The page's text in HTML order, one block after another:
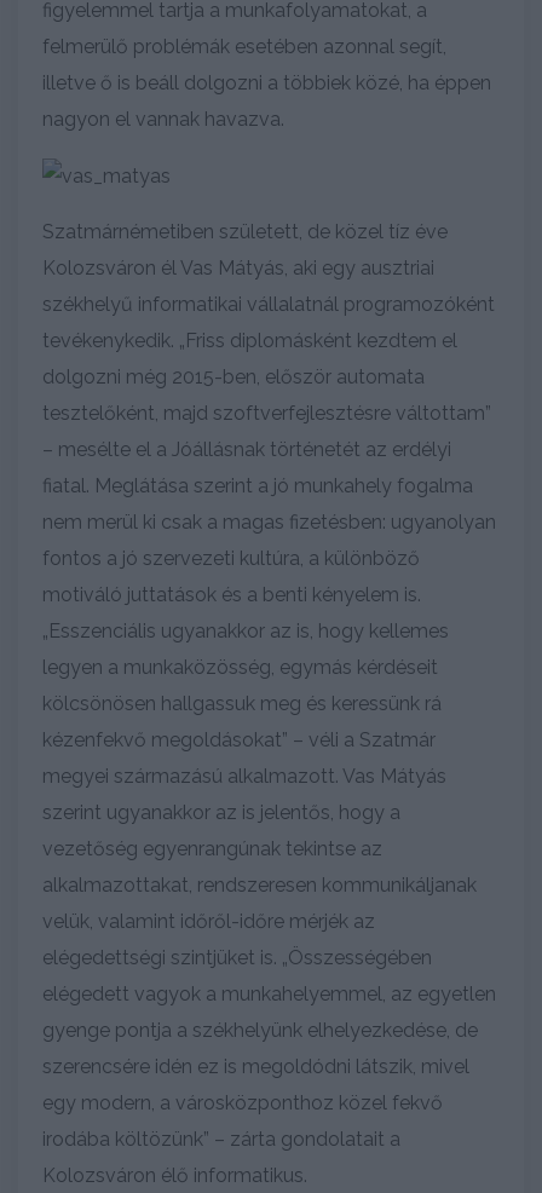
figyelemmel tartja a munkafolyamatokat, a
felmerülő problémák esetében azonnal segít,
illetve ő is beáll dolgozni a többiek közé, ha éppen
nagyon el vannak havazva.
Szatmárnémetiben született, de közel tíz éve
Kolozsváron él Vas Mátyás, aki egy ausztriai
székhelyű informatikai vállalatnál programozóként
tevékenykedik. „Friss diplomásként kezdtem el
dolgozni még 2015-ben, először automata
tesztelőként, majd szoftverfejlesztésre váltottam”
– mesélte el a Jóállásnak történetét az erdélyi
fiatal. Meglátása szerint a jó munkahely fogalma
nem merül ki csak a magas fizetésben: ugyanolyan
fontos a jó szervezeti kultúra, a különböző
motiváló juttatások és a benti kényelem is.
„Esszenciális ugyanakkor az is, hogy kellemes
legyen a munkaközösség, egymás kérdéseit
kölcsönösen hallgassuk meg és keressünk rá
kézenfekvő megoldásokat” – véli a Szatmár
megyei származású alkalmazott. Vas Mátyás
szerint ugyanakkor az is jelentős, hogy a
vezetőség egyenrangúnak tekintse az
alkalmazottakat, rendszeresen kommunikáljanak
velük, valamint időről-időre mérjék az
elégedettségi szintjüket is. „Összességében
elégedett vagyok a munkahelyemmel, az egyetlen
gyenge pontja a székhelyünk elhelyezkedése, de
szerencsére idén ez is megoldódni látszik, mivel
egy modern, a városközponthoz közel fekvő
irodába költözünk” – zárta gondolatait a
Kolozsváron élő informatikus.